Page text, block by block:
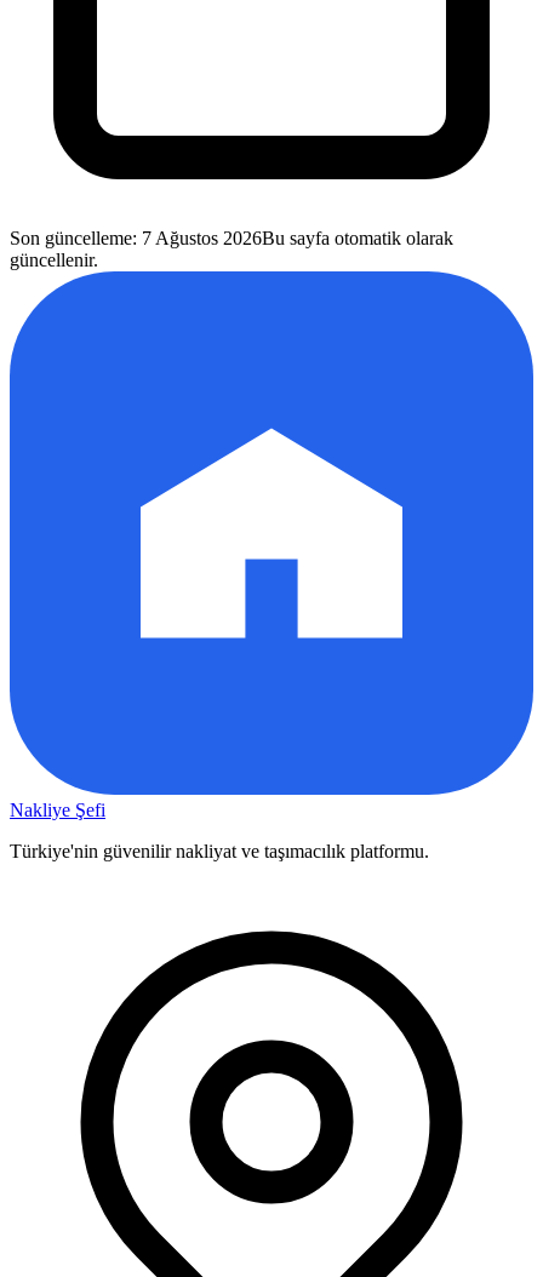
Son güncelleme: 7 Ağustos 2026Bu sayfa otomatik olarak
güncellenir.
Nakliye Şefi
Türkiye'nin güvenilir nakliyat ve taşımacılık platformu.